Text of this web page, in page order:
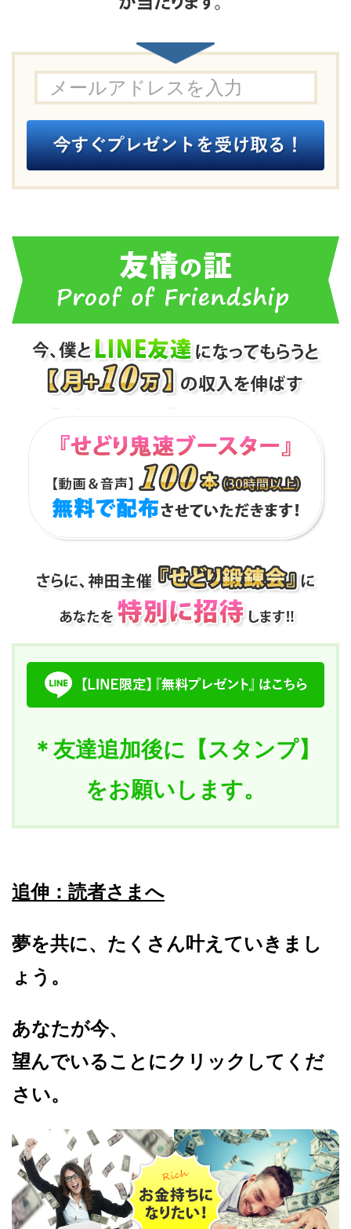
＊友達追加後に【スタンプ】
をお願いします。
追伸：読者さまへ
夢を共に、たくさん叶えていきまし
ょう。
あなたが今、
望んでいることにクリックしてくだ
さい。